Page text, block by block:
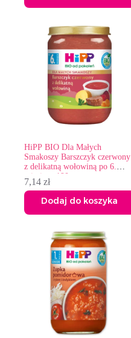
HiPP BIO Dla Małych
Smakoszy Barszczyk czerwony
z delikatną wołowiną po 6.
miesiącu 190 g
7,14 zł
Dodaj do koszyka